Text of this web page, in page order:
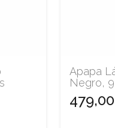
Apapa
Negro,